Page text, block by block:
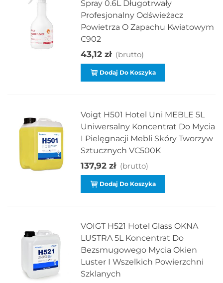
Spray 0.6L Długotrwały
Profesjonalny Odświeżacz
Powietrza O Zapachu Kwiatowym
C902
43,12 zł (brutto)
Dodaj Do Koszyka
Voigt H501 Hotel Uni MEBLE 5L
Uniwersalny Koncentrat Do Mycia
I Pielęgnacji Mebli Skóry Tworzyw
Sztucznych VC500K
137,92 zł (brutto)
Dodaj Do Koszyka
VOIGT H521 Hotel Glass OKNA
LUSTRA 5L Koncentrat Do
Bezsmugowego Mycia Okien
Luster I Wszelkich Powierzchni
Szklanych